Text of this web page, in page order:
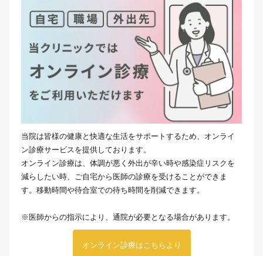
当院は皆様の健康と快適な生活をサポートするため、オンライ
ン診療サービスを提供しております。
オンライン診療は、体調が悪く外出が辛い時や感染症リスクを
減らしたい時、ご自宅から医師の診療を受けることができま
す。移動時間や待合室での待ち時間を削減できます。
※医師からの指示により、通院が必要となる場合があります。
オンライン診療はこちらより